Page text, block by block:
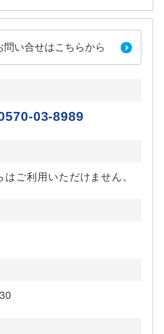
問い合せはこちらから
03-8989
ご利用いただけません。